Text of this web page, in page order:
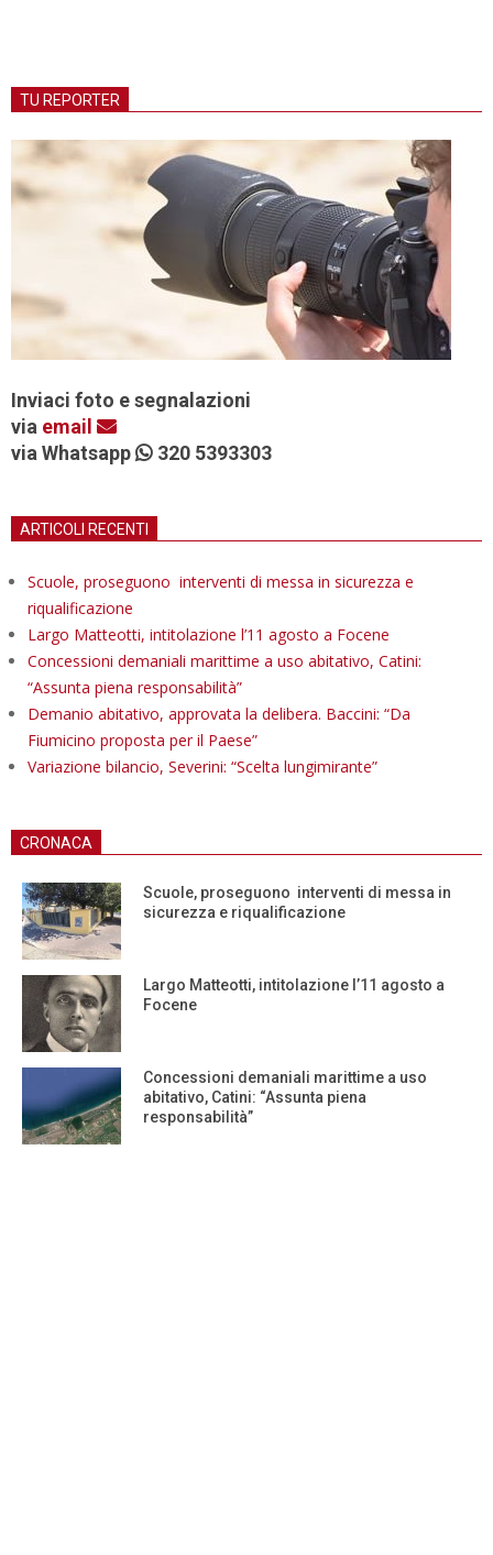
TU REPORTER
Inviaci foto e segnalazioni
via email
via Whatsapp
320 5393303
ARTICOLI RECENTI
Scuole, proseguono interventi di messa in sicurezza e
riqualificazione
Largo Matteotti, intitolazione l’11 agosto a Focene
Concessioni demaniali marittime a uso abitativo, Catini:
“Assunta piena responsabilità”
Demanio abitativo, approvata la delibera. Baccini: “Da
Fiumicino proposta per il Paese”
Variazione bilancio, Severini: “Scelta lungimirante”
CRONACA
Scuole, proseguono interventi di messa in
sicurezza e riqualificazione
Largo Matteotti, intitolazione l’11 agosto a
Focene
Concessioni demaniali marittime a uso
abitativo, Catini: “Assunta piena
responsabilità”